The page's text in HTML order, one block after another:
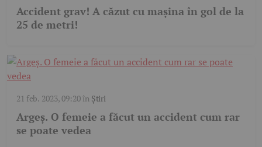
Accident grav! A căzut cu mașina în gol de la
25 de metri!
21 feb. 2023, 09:20în Știri
Argeș. O femeie a făcut un accident cum rar
se poate vedea